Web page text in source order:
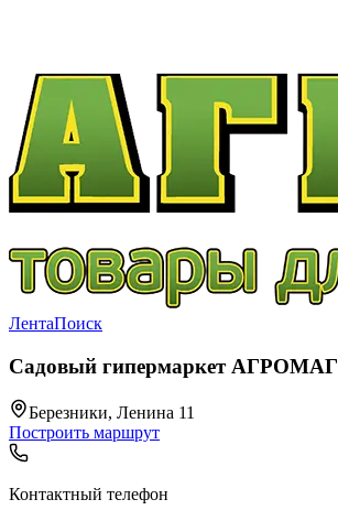
ЛентаПоиск
Садовый гипермаркет АГРОМАГ
Березники, Ленина 11
Построить маршрут
Контактный телефон